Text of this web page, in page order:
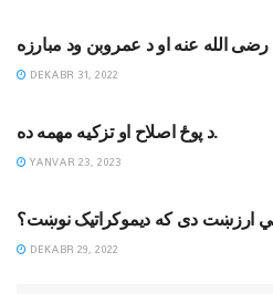
الله عنه او د عمروبن ود مبارزه
DEKABR 31, 2022
د پوځ اصلاح او تزکيه مهمه ده.
YANVAR 23, 2023
ارزښت دی که دیموکراتیک نوښت؟
DEKABR 29, 2022